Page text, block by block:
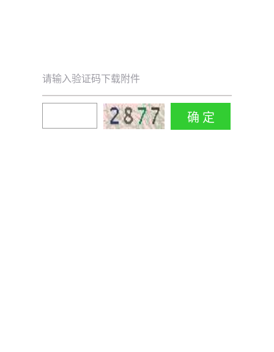
请输入验证码下载附件